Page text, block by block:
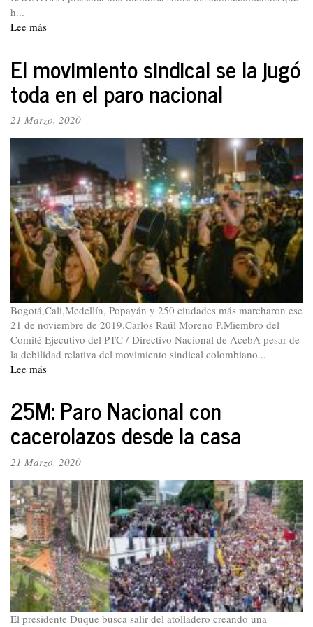
h...
Lee más
Continuar
batalla
del
21
noviembre
El movimiento sindical se la jugó
toda en el paro nacional
21 Marzo, 2020
Bogotá,Cali,Medellín, Popayán y 250 ciudades más marcharon ese
21 de noviembre de 2019.Carlos Raúl Moreno P.Miembro del
Comité Ejecutivo del PTC / Directivo Nacional de AcebA pesar de
la debilidad relativa del movimiento sindical colombiano...
Lee más
sindical
la
jugó
toda
en
el
paro
nacional
25M: Paro Nacional con
cacerolazos desde la casa
21 Marzo, 2020
El presidente Duque busca salir del atolladero creando una